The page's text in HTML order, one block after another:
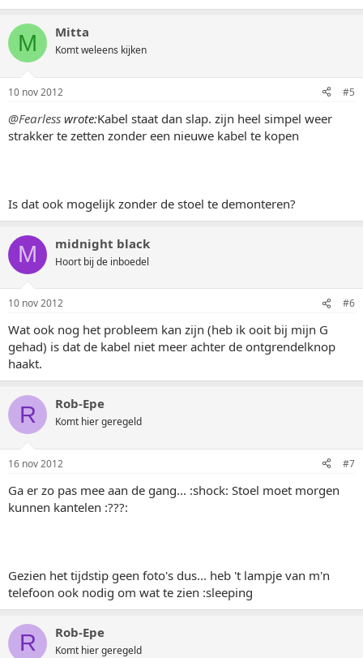
M Mitta
Komt weleens kijken
10 nov 2012 #5
@Fearless wrote:Kabel staat dan slap. zijn heel simpel weer
strakker te zetten zonder een nieuwe kabel te kopen
Is dat ook mogelijk zonder de stoel te demonteren?
M midnight black
Hoort bij de inboedel
10 nov 2012 #6
Wat ook nog het probleem kan zijn (heb ik ooit bij mijn G
gehad) is dat de kabel niet meer achter de ontgrendelknop
haakt.
R Rob-Epe
Komt hier geregeld
16 nov 2012 #7
Ga er zo pas mee aan de gang... :shock: Stoel moet morgen
kunnen kantelen :???:
Gezien het tijdstip geen foto's dus... heb 't lampje van m'n
telefoon ook nodig om wat te zien :sleeping
R Rob-Epe
Komt hier geregeld